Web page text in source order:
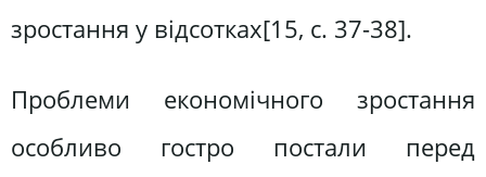
зростання у відсотках[15, c. 37-38].
Проблеми економічного зростання
особливо гостро постали перед